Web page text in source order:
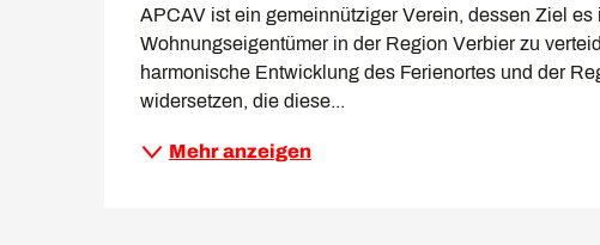
APCAV ist ein gemeinnütziger Verein, dessen Ziel es
Wohnungseigentümer in der Region Verbier zu
harmonische Entwicklung des Ferienortes und der
widersetzen, die diese...
Mehr anzeigen